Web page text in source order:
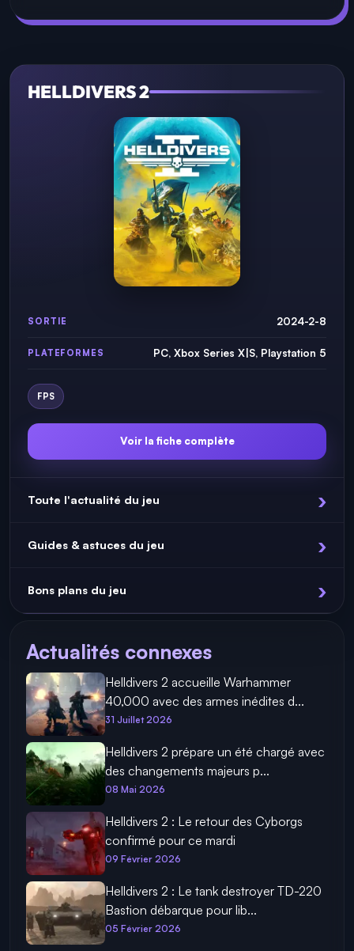
HELLDIVERS 2
SORTIE 2024-2-8
PLATEFORMES PC, Xbox Series X|S, Playstation 5
FPS
Voir la fiche complète
Toute l'actualité du jeu
Guides & astuces du jeu
Bons plans du jeu
Actualités connexes
Helldivers 2 accueille Warhammer
40,000 avec des armes inédites d...
31 Juillet 2026
Helldivers 2 prépare un été chargé avec
des changements majeurs p...
08 Mai 2026
Helldivers 2 : Le retour des Cyborgs
confirmé pour ce mardi
09 Février 2026
Helldivers 2 : Le tank destroyer TD-220
Bastion débarque pour lib...
05 Février 2026